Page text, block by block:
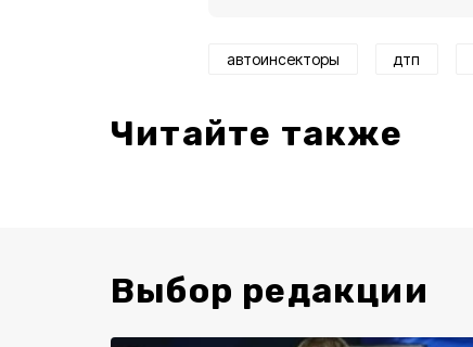
автоинсекторы дтп
Читайте также
Выбор редакции